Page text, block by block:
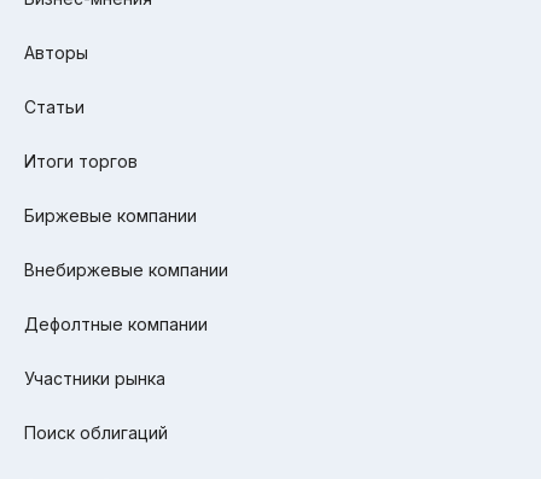
Авторы
Статьи
Итоги торгов
Биржевые компании
Внебиржевые компании
Дефолтные компании
Участники рынка
Поиск облигаций